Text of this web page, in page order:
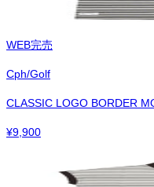
WEB完売
Cph/Golf
CLASSIC LOGO BORDER
¥9,900